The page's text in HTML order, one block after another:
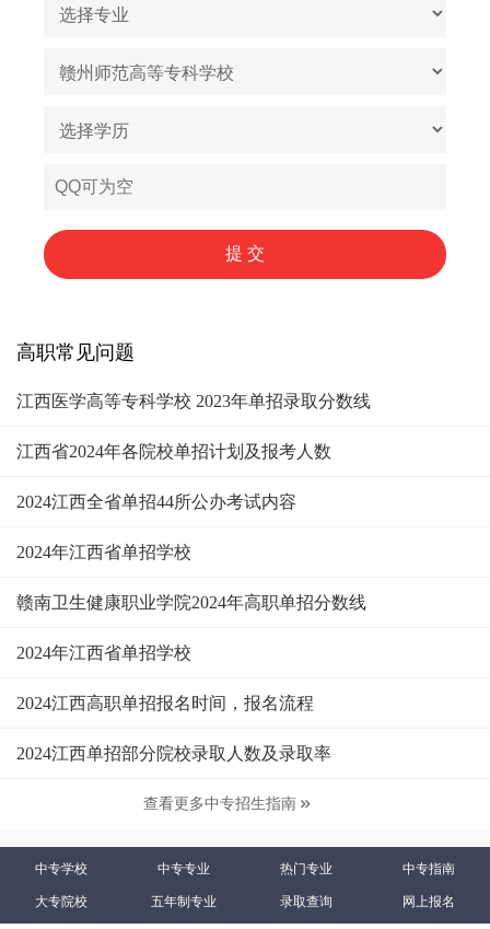
高职常见问题
江西医学高等专科学校 2023年单招录取分数线
江西省2024年各院校单招计划及报考人数
2024江西全省单招44所公办考试内容
2024年江西省单招学校
赣南卫生健康职业学院2024年高职单招分数线
2024年江西省单招学校
2024江西高职单招报名时间，报名流程
2024江西单招部分院校录取人数及录取率
查看更多中专招生指南 
中专学校 中专专业 热门专业 中专指南
大专院校 五年制专业 录取查询 网上报名